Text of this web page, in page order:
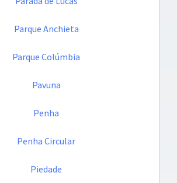
Parque Anchieta
Parque Colúmbia
Pavuna
Penha
Penha Circular
Piedade